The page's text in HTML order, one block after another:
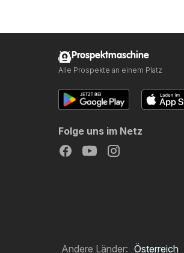
Prospektmaschine
Alle Prospekte an einem Platz
Folge uns im Netz
Andere Länder: Österreich